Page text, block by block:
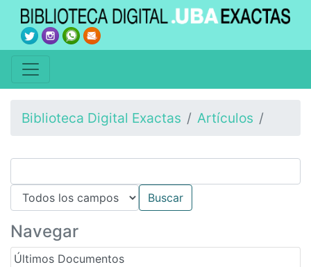
Biblioteca Digital Exactas Artículos
Navegar
Últimos Documentos